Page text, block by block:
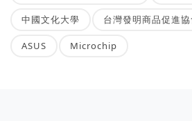
中國文化大學 台灣發明商品促進協
ASUS Microchip